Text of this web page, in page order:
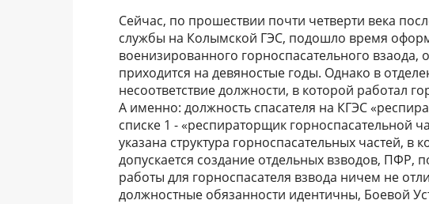
Сейчас, по прошествии почти четверти века
службы на Колымской ГЭС, подошло время
военизированного горноспасательного
приходится на девяностые годы. Однако в
несоответствие должности, в которой работал
А именно: должность спасателя на КГЭС
списке 1 - «респираторщик горноспасательной
указана структура горноспасательных частей, в
допускается создание отдельных взводов, ПФР,
работы для горноспасателя взвода ничем не
должностные обязанности идентичны, Боевой